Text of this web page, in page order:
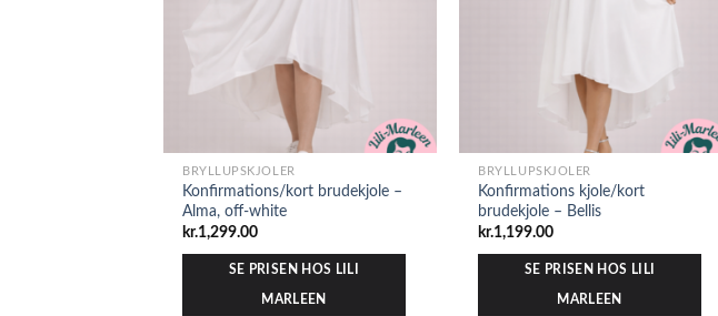
BRYLLUPSKJOLER
Konfirmations/kort brudekjole –
Alma, off-white
kr.1,299.00
SE PRISEN HOS LILI
MARLEEN
BRYLLUPSKJOLER
Konfirmations kjole/kort
brudekjole – Bellis
kr.1,199.00
SE PRISEN HOS LILI
MARLEEN